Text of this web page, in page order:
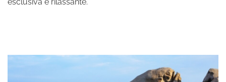
SCOPRI I NOSTRI HOTEL
Hotel La Bisaccia